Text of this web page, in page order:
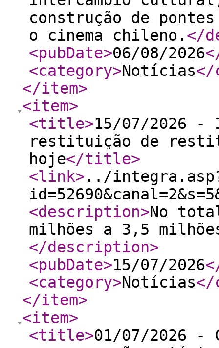
construção de
o cinema chileno. </
<pubDate>06/08/2026
<category>Notícias</
</item>
<item>
<title>15/07/2026 -
restituição de
hoje</title>
<link> ../
<description>No
milhões a 3,5
</description>
<pubDate>15/07/2026
<category>Notícias</
</item>
<item>
<title>01/07/2026 -